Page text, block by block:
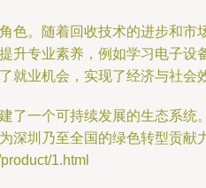
色。随着回收技术的进步和
升专业素养，例如学习电子
就业机会，实现了经济与社会
了一个可持续发展的生态系
深圳乃至全国的绿色转型贡献
1.html